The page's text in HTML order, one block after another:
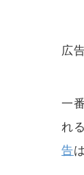
広
一
れ
告